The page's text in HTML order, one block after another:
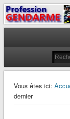
Le journal des
Vous êtes ici:
dernier